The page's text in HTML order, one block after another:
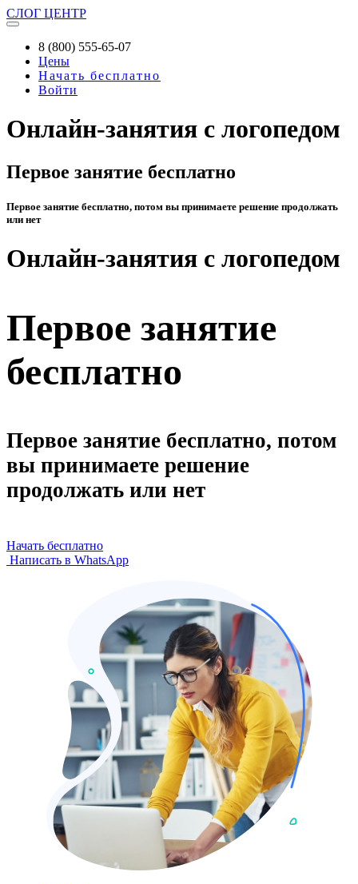
СЛОГ ЦЕНТР
8 (800) 555-65-07
Цены
Начать бесплатно
Войти
Онлайн-занятия с логопедом
Первое занятие бесплатно
Первое занятие бесплатно, потом вы принимаете решение продолжать
или нет
Онлайн-занятия с логопедом
Первое занятие
бесплатно
Первое занятие бесплатно, потом
вы принимаете решение
продолжать или нет
Начать бесплатно
Написать в WhatsApp